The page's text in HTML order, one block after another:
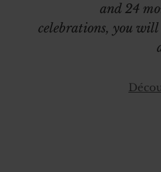
and 24
celebrations, you will